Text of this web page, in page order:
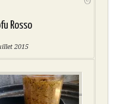
Rosso
2015